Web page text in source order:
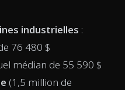
industrielles :
76 480 $
médian de 55 590 $
(1,5 million de